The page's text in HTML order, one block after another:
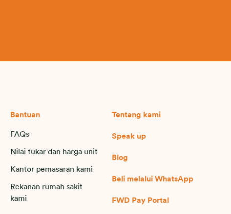
Bantuan
FAQs
Nilai tukar dan harga unit
Kantor pemasaran kami
Rekanan rumah sakit
kami
Tentang kami
Speak up
Blog
Beli melalui WhatsApp
FWD Pay Portal